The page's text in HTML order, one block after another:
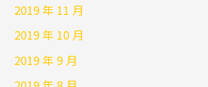
2019 年 11 月
2019 年 10 月
2019 年 9 月